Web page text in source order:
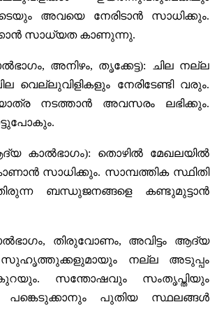
അവയെ നേരിടാൻ സാധിക്കും.
സാധ്യത കാണുന്നു.
അനിഴം, തൃക്കേട്ട): ചില നല്ല
വെല്ലുവിളികളും നേരിടേണ്ടി വരും.
നടത്താൻ അവസരം ലഭിക്കും.
കാൽഭാഗം): തൊഴിൽ മേഖലയിൽ
സാധിക്കും. സാമ്പത്തിക സ്ഥിതി
ബന്ധുജനങ്ങളെ കണ്ടുമുട്ടാൻ
തിരുവോണം, അവിട്ടം ആദ്യ
സുഹൃത്തുക്കളുമായും നല്ല അടുപ്പം
കുറയും. സന്തോഷവും സംതൃപ്തിയും
പങ്കെടുക്കാനും പുതിയ സ്ഥലങ്ങൾ